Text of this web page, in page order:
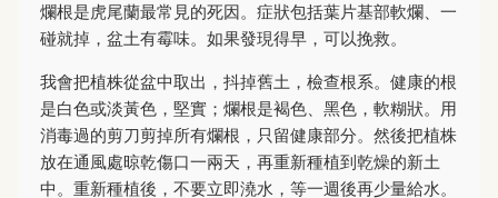
爛根是虎尾蘭最常見的死因。症狀包括葉片基部軟爛、一
碰就掉，盆土有霉味。如果發現得早，可以挽救。
我會把植株從盆中取出，抖掉舊土，檢查根系。健康的根
是白色或淡黃色，堅實；爛根是褐色、黑色，軟糊狀。用
消毒過的剪刀剪掉所有爛根，只留健康部分。然後把植株
放在通風處晾乾傷口一兩天，再重新種植到乾燥的新土
中。重新種植後，不要立即澆水，等一週後再少量給水。